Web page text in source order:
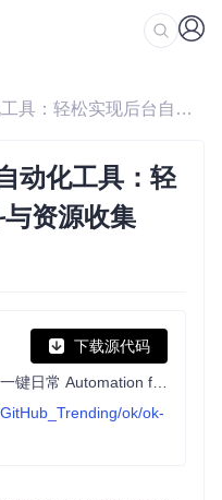
/ 3个高效实用的鸣潮自动化工具：轻松实现后台自动战斗与资源收集
动化工具：轻
资源收集
下载源代码
ok/ok-